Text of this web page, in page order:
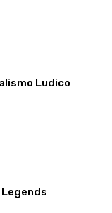
Ludico
Legends